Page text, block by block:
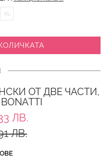
XL
ОТ ДВЕ ЧАСТИ,
ЛВ.
ЛВ.